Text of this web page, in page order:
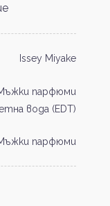
Issey Miyake
парфюми
вода (EDT)
парфюми